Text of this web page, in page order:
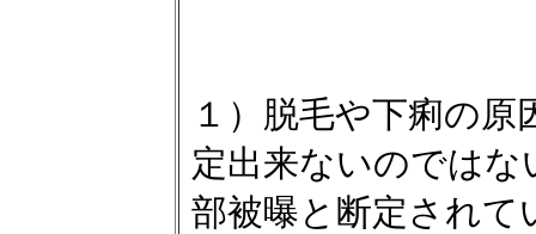
１）脱毛や下痢の
定出来ないのでは
部被曝と断定されて